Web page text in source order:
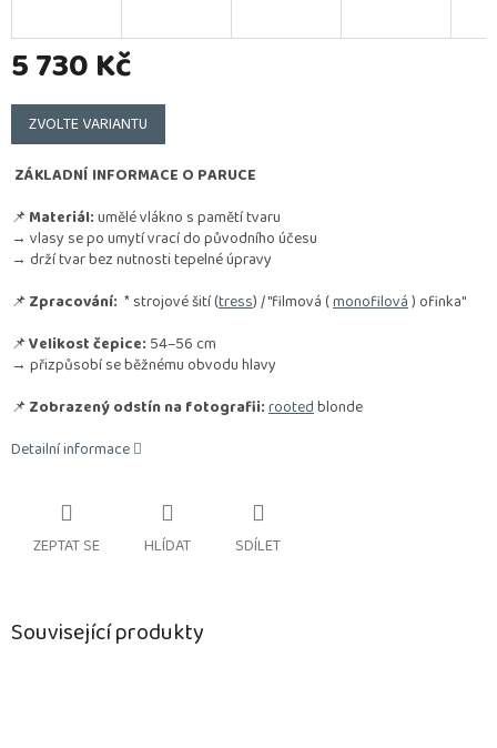
5 730 Kč
Měrná
cena:
ZVOLTE VARIANTU
ZÁKLADNÍ INFORMACE O PARUCE
📌Materiál:umělé vlákno s pamětí tvaru
→ vlasy se po umytí vrací do původního účesu
→ drží tvar bez nutnosti tepelné úpravy
📌Zpracování: * strojové šití (tress) / "filmová (monofilová) ofinka"
📌Velikost čepice: 54–56 cm
→ přizpůsobí se běžnému obvodu hlavy
📌Zobrazený odstín na fotografii:rootedblonde
Detailní informace
ZEPTAT SE HLÍDAT SDÍLET
Související produkty